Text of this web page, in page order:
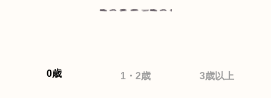
0歳 1・2歳 3歳以上